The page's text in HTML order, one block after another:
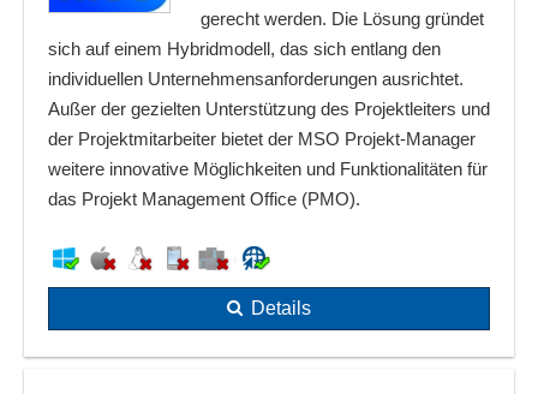
gerecht werden. Die Lösung gründet
sich auf einem Hybridmodell, das sich entlang den
individuellen Unternehmensanforderungen ausrichtet.
Außer der gezielten Unterstützung des Projektleiters und
der Projektmitarbeiter bietet der MSO Projekt-Manager
weitere innovative Möglichkeiten und Funktionalitäten für
das Projekt Management Office (PMO).
Details